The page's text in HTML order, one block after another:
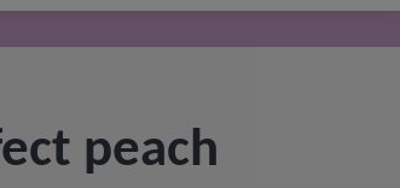
peach